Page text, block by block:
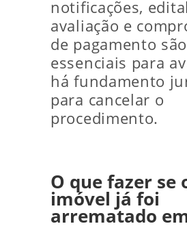
notificações,
avaliação e
de pagamento são
essenciais para
há fundamento
para cancelar o
procedimento.
O que fazer se
imóvel já foi
arrematado